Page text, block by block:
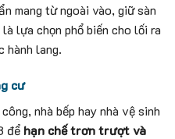
mang từ ngoài vào, giữ sàn
lựa chọn phổ biến cho lối ra
hành lang.
cư
nhà bếp hay nhà vệ sinh
để hạn chế trơn trượt và